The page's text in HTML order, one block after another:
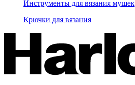
Инструменты для вязания мушек
Крючки для вязания